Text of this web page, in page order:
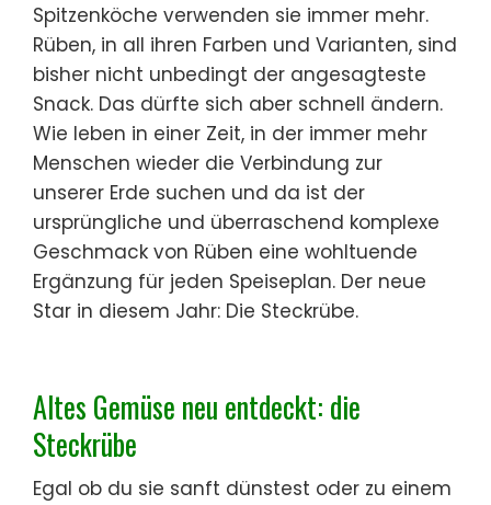
Spitzenköche verwenden sie immer mehr.
Rüben, in all ihren Farben und Varianten, sind
bisher nicht unbedingt der angesagteste
Snack. Das dürfte sich aber schnell ändern.
Wie leben in einer Zeit, in der immer mehr
Menschen wieder die Verbindung zur
unserer Erde suchen und da ist der
ursprüngliche und überraschend komplexe
Geschmack von Rüben eine wohltuende
Ergänzung für jeden Speiseplan. Der neue
Star in diesem Jahr: Die Steckrübe.
Altes Gemüse neu entdeckt: die
Steckrübe
Egal ob du sie sanft dünstest oder zu einem